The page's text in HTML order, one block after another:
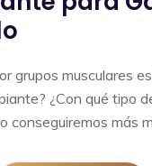
grupos musculares
¿Con qué tipo
conseguiremos más